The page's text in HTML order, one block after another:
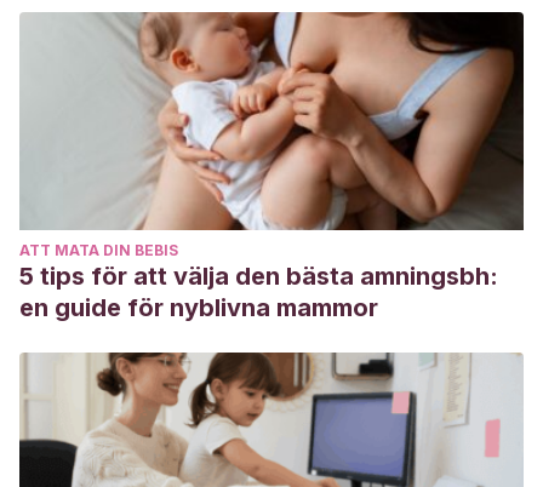
https://www.aeped.es/sites/default/files/3-
cuidame_esp.pdf
Comité editor EnFamilia – Academia Española de Pediatría.
Vajes seguros: sistema de retención infantil. EnFamilia –
AEP. [Internet] Última actualización Agosto 2021. Disponible
en: https://enfamilia.aeped.es/prevencion/nino-viaja-
seguro-sistemas-retencion-infantil
Pajaro J. Viajar en avión y los oídos de su hijo. KidsHealth
from Nemours. [Internet] Enero 2019. Disponible en:
https://kidshealth.org/es/parents/flying-ears.html
Hocker J. ¿Son seguros los viajes aéreos para un bebé?
MayoClinic website. [Internet] Marzo 2020. Disponible en:
https://www.mayoclinic.org/es-es/healthy-lifestyle/infant-
and-toddler-health/expert-answers/air-travel-with-
ATT MATA DIN BEBIS
5 tips för att välja den bästa amningsbh:
en guide för nyblivna mammor